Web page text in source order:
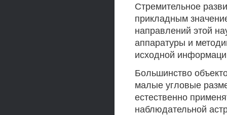
Стремительное
прикладным
направлений этой
аппаратуры и
исходной
Большинство
малые угловые
естественно
наблюдательной